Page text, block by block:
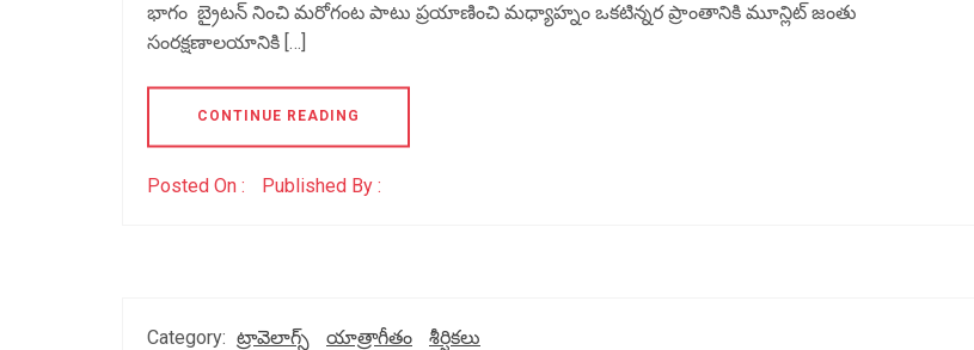
భాగం బ్రైటన్ నించి మరోగంట పాటు ప్రయాణించి మధ్యాహ్నం ఒకటిన్నర ప్రాంతానికి మూన్లిట్ జంతు
సంరక్షణాలయానికి […]
CONTINUE READING
Posted On : Published By :
Category: ట్రావెలాగ్స్ యాత్రాగీతం శీర్షికలు